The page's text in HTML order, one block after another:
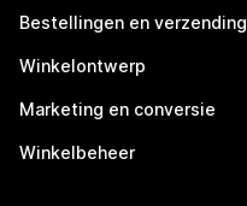
Bestellingen en verzending
Winkelontwerp
Marketing en conversie
Winkelbeheer